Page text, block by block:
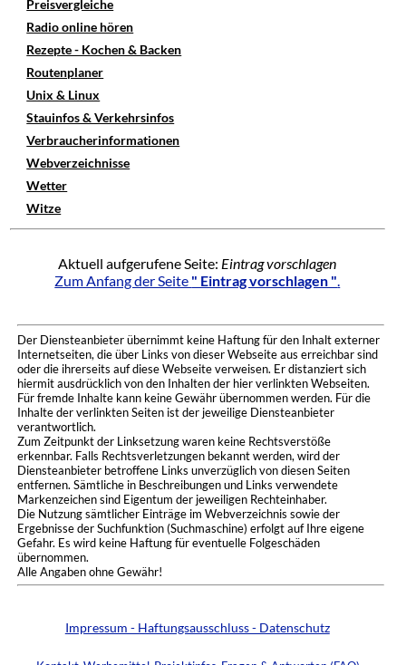
Preisvergleiche
Radio online hören
Rezepte - Kochen & Backen
Routenplaner
Unix & Linux
Stauinfos & Verkehrsinfos
Verbraucherinformationen
Webverzeichnisse
Wetter
Witze
Aktuell aufgerufene Seite: Eintrag vorschlagen
Zum Anfang der Seite " Eintrag vorschlagen ".
Der Diensteanbieter übernimmt keine Haftung für den Inhalt externer
Internetseiten, die über Links von dieser Webseite aus erreichbar sind
oder die ihrerseits auf diese Webseite verweisen. Er distanziert sich
hiermit ausdrücklich von den Inhalten der hier verlinkten Webseiten.
Für fremde Inhalte kann keine Gewähr übernommen werden. Für die
Inhalte der verlinkten Seiten ist der jeweilige Diensteanbieter
verantwortlich.
Zum Zeitpunkt der Linksetzung waren keine Rechtsverstöße
erkennbar. Falls Rechtsverletzungen bekannt werden, wird der
Diensteanbieter betroffene Links unverzüglich von diesen Seiten
entfernen. Sämtliche in Beschreibungen und Links verwendete
Markenzeichen sind Eigentum der jeweiligen Rechteinhaber.
Die Nutzung sämtlicher Einträge im Webverzeichnis sowie der
Ergebnisse der Suchfunktion (Suchmaschine) erfolgt auf Ihre eigene
Gefahr. Es wird keine Haftung für eventuelle Folgeschäden
übernommen.
Alle Angaben ohne Gewähr!
Impressum - Haftungsausschluss - Datenschutz